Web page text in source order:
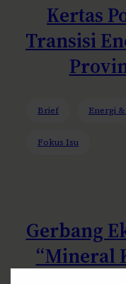
Kertas
Transisi
Brief Energi
Fokus Isu
Gerbang
“Mineral